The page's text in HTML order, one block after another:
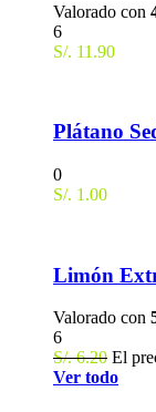
Valorado con
6
S/. 11.90
Plátano
0
S/. 1.00
Limón
Valorado con
6
S/.6.20 El
Ver todo